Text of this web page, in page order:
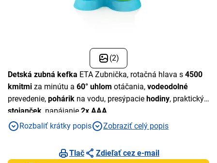
(2)
Detská zubná kefka ETA Zubnička, rotačná hlava s 4500
kmitmi za minútu a 60° uhlom otáčania, vodeodolné
prevedenie, pohárik na vodu, presýpacie hodiny, praktický
stojanček , napájanie 2x AAA
Rozbaliť krátky popis
Zobraziť celý popis
Tlač Zdieľať cez e-mail